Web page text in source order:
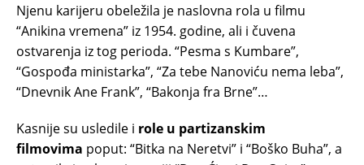
Njenu karijeru obeležila je naslovna rola u filmu
“Anikina vremena” iz 1954. godine, ali i čuvena
ostvarenja iz tog perioda. “Pesma s Kumbare”,
“Gospođa ministarka”, “Za tebe Nanoviću nema leba”,
“Dnevnik Ane Frank”, “Bakonja fra Brne”…
Kasnije su usledile i role u partizanskim
filmovima poput: “Bitka na Neretvi” i “Boško Buha”, a